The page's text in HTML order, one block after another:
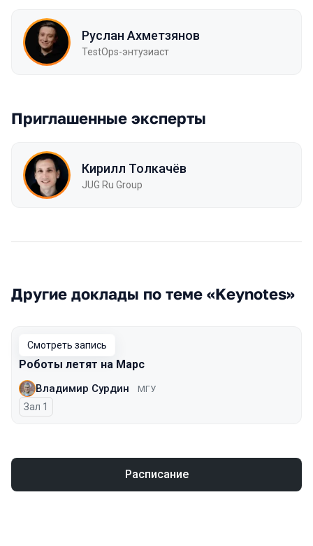
Руслан Ахметзянов
TestOps-энтузиаст
Приглашенные эксперты
Кирилл Толкачёв
JUG Ru Group
Другие доклады по теме «Keynotes»
Смотреть запись
Роботы летят на Марс
Владимир Сурдин МГУ
Зал 1
Расписание